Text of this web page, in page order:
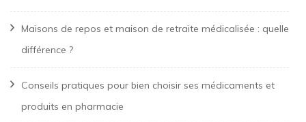
Maisons de repos et maison de retraite médicalisée : quelle
différence ?
Conseils pratiques pour bien choisir ses médicaments et
produits en pharmacie